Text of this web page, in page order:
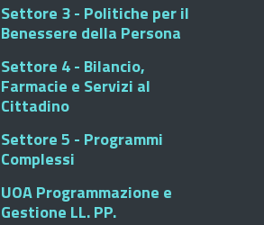
Settore 3 - Politiche per il
Benessere della Persona
Settore 4 - Bilancio,
Farmacie e Servizi al
Cittadino
Settore 5 - Programmi
Complessi
UOA Programmazione e
Gestione LL. PP.